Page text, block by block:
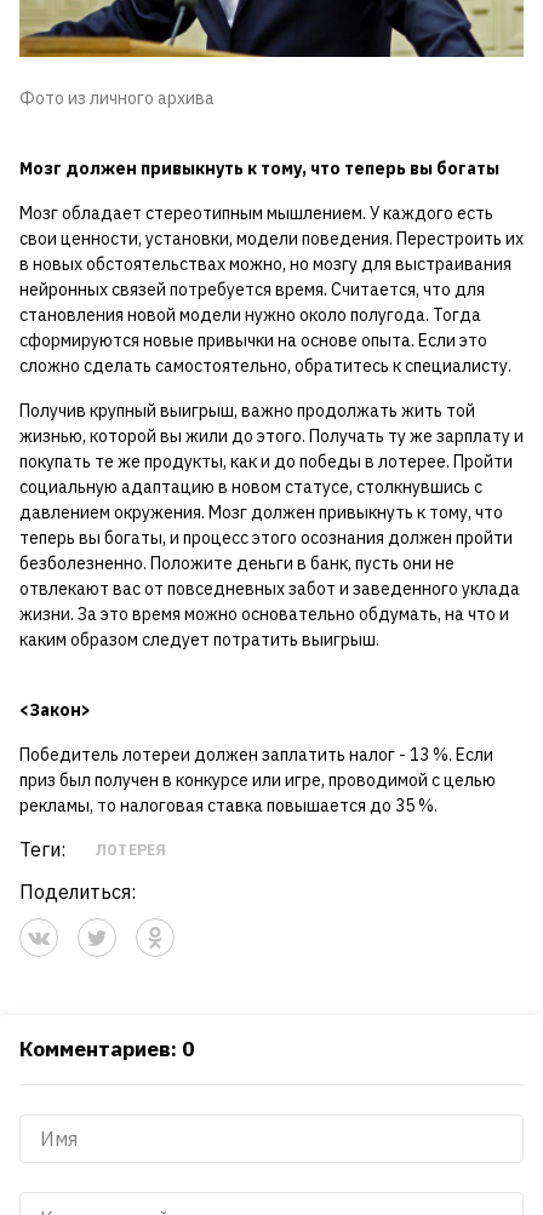
Фото из личного архива
Мозг должен привыкнуть к тому, что теперь вы богаты
Мозг обладает стереотипным мышлением. У каждого есть
свои ценности, установки, модели поведения. Перестроить их
в новых обстоятельствах можно, но мозгу для выстраивания
нейронных связей потребуется время. Считается, что для
становления новой модели нужно около полугода. Тогда
сформируются новые привычки на основе опыта. Если это
сложно сделать самостоятельно, обратитесь к специалисту.
Получив крупный выигрыш, важно продолжать жить той
жизнью, которой вы жили до этого. Получать ту же зарплату и
покупать те же продукты, как и до победы в лотерее. Пройти
социальную адаптацию в новом статусе, столкнувшись с
давлением окружения. Мозг должен привыкнуть к тому, что
теперь вы богаты, и процесс этого осознания должен пройти
безболезненно. Положите деньги в банк, пусть они не
отвлекают вас от повседневных забот и заведенного уклада
жизни. За это время можно основательно обдумать, на что и
каким образом следует потратить выигрыш.
<Закон>
Победитель лотереи должен заплатить налог - 13 %. Если
приз был получен в конкурсе или игре, проводимой с целью
рекламы, то налоговая ставка повышается до 35 %.
Теги: ЛОТЕРЕЯ
Поделиться:
Комментариев: 0